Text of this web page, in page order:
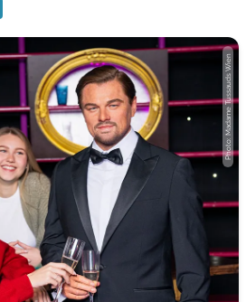
Photo: Madame Tussauds Wien